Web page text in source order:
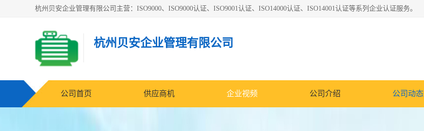
杭州贝安企业管理有限公司主营：ISO9000、ISO9000认证、ISO9001认证、ISO14000认证、ISO14001认证等系列企业认证服务。
杭州贝安企业管理有限公司
公司首页 供应商机 企业视频 公司介绍 公司动态